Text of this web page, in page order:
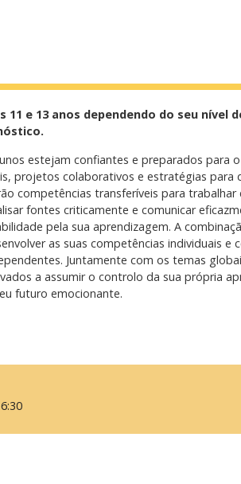
11 e 13 anos dependendo do seu nível
estejam confiantes e preparados para
projetos colaborativos e estratégias para
competências transferíveis para
fontes criticamente e comunicar
pela sua aprendizagem. A
as suas competências individuais e
Juntamente com os temas
a assumir o controlo da sua própria
futuro emocionante.